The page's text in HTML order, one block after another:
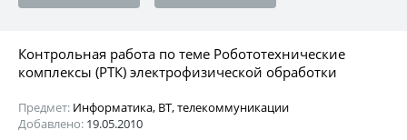
Контрольная работа по теме Робототехнические
комплексы (РТК) электрофизической обработки
Предмет: Информатика, ВТ, телекоммуникации
Добавлено: 19.05.2010